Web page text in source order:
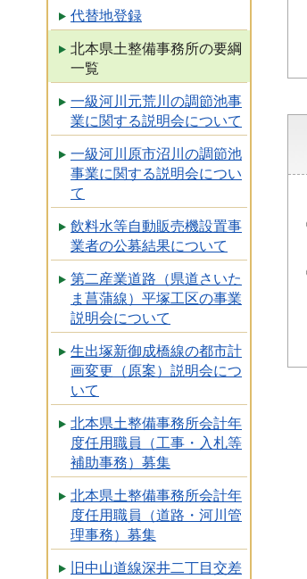
代替地登録
北本県土整備事務所の要綱
一覧
一級河川元荒川の調節池事
業に関する説明会について
一級河川原市沼川の調節池
事業に関する説明会につい
て
飲料水等自動販売機設置事
業者の公募結果について
第二産業道路（県道さいた
ま菖蒲線）平塚工区の事業
説明会について
生出塚新御成橋線の都市計
画変更（原案）説明会につ
いて
北本県土整備事務所会計年
度任用職員（工事・入札等
補助事務）募集
北本県土整備事務所会計年
度任用職員（道路・河川管
理事務）募集
旧中山道線深井二丁目交差